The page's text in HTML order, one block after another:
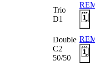
Trio
D1
🗓️
Double
C2
50/50
🗓️